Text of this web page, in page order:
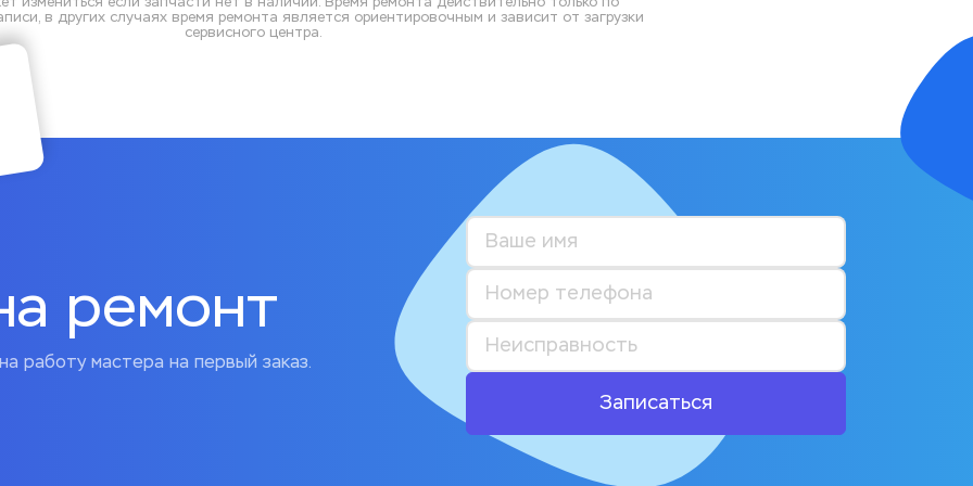
в других случаях время ремонта является ориентировочным и зависит от загрузки
сервисного центра.
работу мастера на первый заказ.
ремонт
Записаться